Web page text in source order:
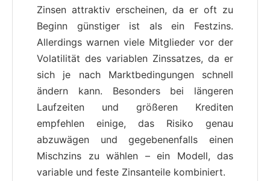
Zinsen attraktiv erscheinen, da er oft zu
Beginn günstiger ist als ein Festzins.
Allerdings warnen viele Mitglieder vor der
Volatilität des variablen Zinssatzes, da er
sich je nach Marktbedingungen schnell
ändern kann. Besonders bei längeren
Laufzeiten und größeren Krediten
empfehlen einige, das Risiko genau
abzuwägen und gegebenenfalls einen
Mischzins zu wählen – ein Modell, das
variable und feste Zinsanteile kombiniert.